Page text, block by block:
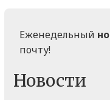
Еженедельный
почту!
Новости